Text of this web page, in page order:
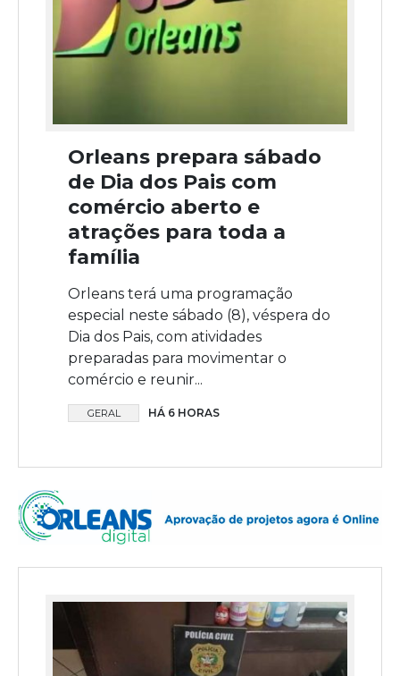
Orleans prepara sábado
de Dia dos Pais com
comércio aberto e
atrações para toda a
família
Orleans terá uma programação
especial neste sábado (8), véspera do
Dia dos Pais, com atividades
preparadas para movimentar o
comércio e reunir...
GERAL HÁ 6 HORAS